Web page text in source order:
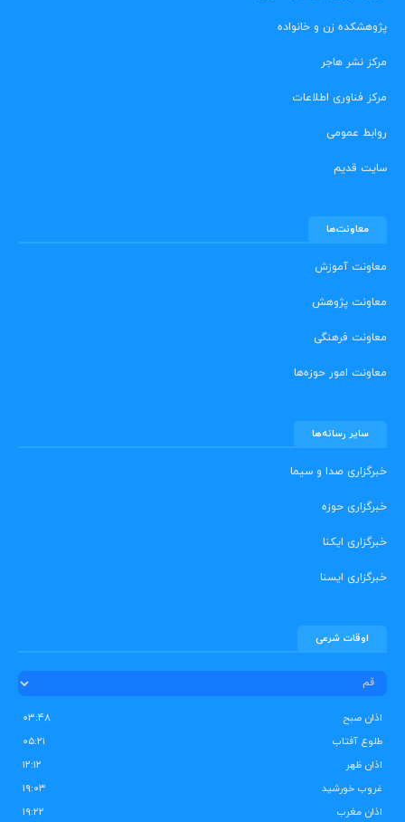
پژوهشکده زن و خانواده
مرکز نشر هاجر
مرکز فناوری اطلاعات
روابط عمومی
سایت قدیم
معاونت‌ها
معاونت آموزش
معاونت پژوهش
معاونت فرهنگی
معاونت امور حوزه‌ها
سایر رسانه‌ها
خبرگزاری صدا و سیما
خبرگزاری حوزه
خبرگزاری ایکنا
خبرگزاری ایسنا
اوقات شرعی
اذان صبح
۰۳:۴۸
طلوع آفتاب
۰۵:۲۱
اذان ظهر
۱۲:۱۲
غروب خورشید
۱۹:۰۳
اذان مغرب
۱۹:۲۲